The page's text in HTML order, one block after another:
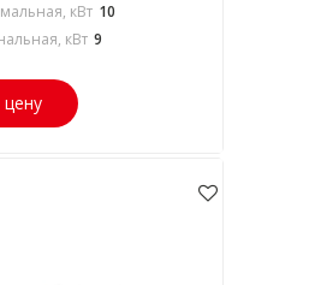
кВт 10
кВт 9